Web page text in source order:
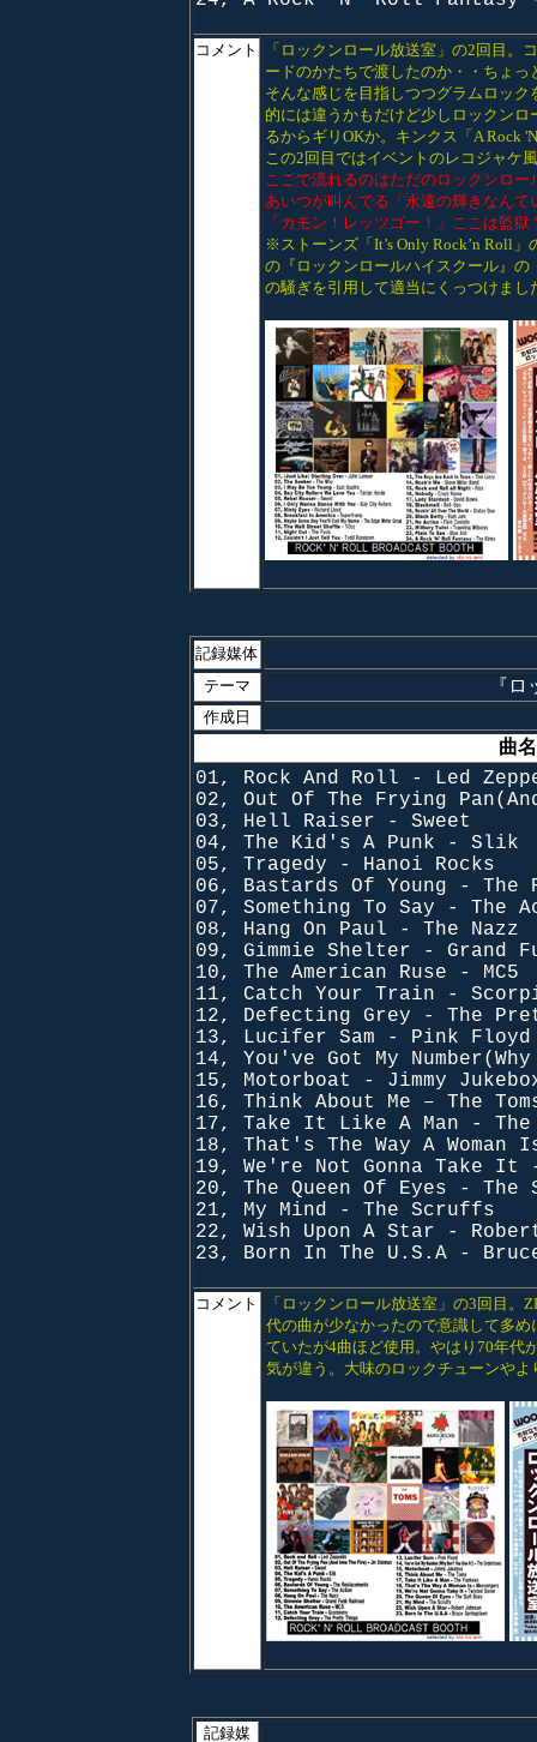
コメント
「ロックンロール放送室」の2回目。
ードのかたちで渡したのか・・ちょ
そんな感じを目指しつつグラムロッ
的には違うかもだけど少しロックン
るからギリOKか。キンクス「A Rock
この2回目ではイベントのレコジャケ
ここで流れるのはただのロックンロ
あいつが叫んでる「永遠の輝きなん
「カモン！レッツゴー！」ここは監
※ストーンズ「It’s Only Rock’n Roll
の『ロックンロールハイスクール』の
の騒ぎを引用して適当にくっつけま
記録媒体
テーマ
『
作成日
曲
01, Rock And Roll - Led
02, Out Of The Frying
03, Hell Raiser - Sweet
04, The Kid's A Punk - Slik
05, Tragedy - Hanoi Rocks
06, Bastards Of Young - The
07, Something To Say - The
08, Hang On Paul - The Nazz
09, Gimmie Shelter - Grand
10, The American Ruse - MC5
11, Catch Your Train -
12, Defecting Grey - The
13, Lucifer Sam - Pink Floyd
14, You've Got My
15, Motorboat - Jimmy
16, Think About Me – The
17, Take It Like A Man - The
18, That's The Way A Woman
19, We're Not Gonna Take
20, The Queen Of Eyes - The
21, My Mind - The Scruffs
22, Wish Upon A Star -
23, Born In The U.S.A -
コメント
「ロックンロール放送室」の3回目。
代の曲が少なかったので意識して多
ていたが4曲ほど使用。やはり70年代
気が違う。大味のロックチューンや
記録媒